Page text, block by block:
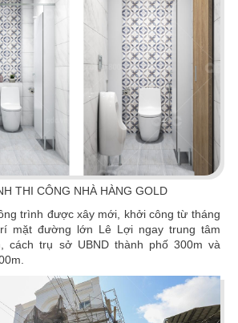
ngọt trong không gian đậm dấu
Chi tiết
KING COFFEE
THI CÔNG NHÀ HÀNG GOLD
trình được xây mới, khởi công từ tháng
mặt đường lớn Lê Lợi ngay trung tâm
cách trụ sở UBND thành phố 300m và